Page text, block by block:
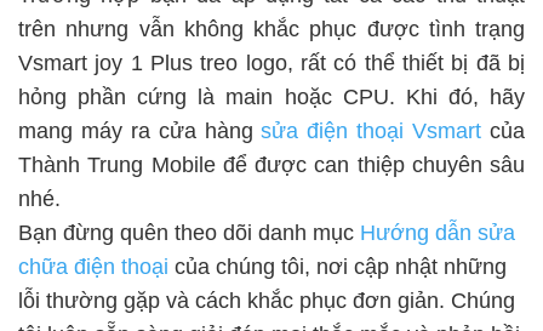
trên nhưng vẫn không khắc phục được tình trạng
Vsmart joy 1 Plus treo logo, rất có thể thiết bị đã bị
hỏng phần cứng là main hoặc CPU. Khi đó, hãy
mang máy ra cửa hàngsửa điện thoại Vsmart của
Thành Trung Mobile để được can thiệp chuyên sâu
nhé.
Bạn đừng quên theo dõi danh mục Hướng dẫn sửa
chữa điện thoại của chúng tôi, nơi cập nhật những
lỗi thường gặp và cách khắc phục đơn giản. Chúng